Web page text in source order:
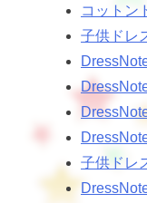
コットン
子供ドレ
子供ドレ